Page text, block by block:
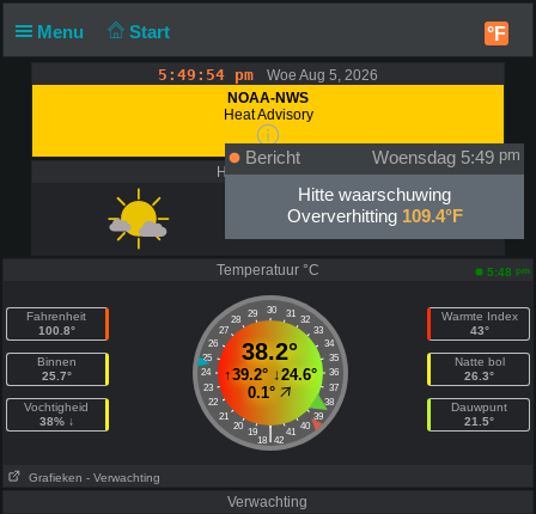
Menu Start °F
5:49:54 pm
Woe Aug 5, 2026
NOAA-NWS
Heat Advisory
Huidige Situatie
Wat bewolking
Temperatuur °C 5:48 pm
Fahrenheit
100.8°
Binnen
25.7°
Vochtigheid
38% ↓
30
29 31
28
32
27
33
26
34
25
35
24
36
23
37
22
38
21
39
20
40
19 41
|
18 42
38.2°
↑39.2°↓24.6°
0.1°
Warmte Index
43°
Natte bol
26.3°
Dauwpunt
21.5°
Grafieken - Verwachting
Verwachting
Bericht Woensdag 5:49 pm
Hitte waarschuwing
Oververhitting 109.4°F